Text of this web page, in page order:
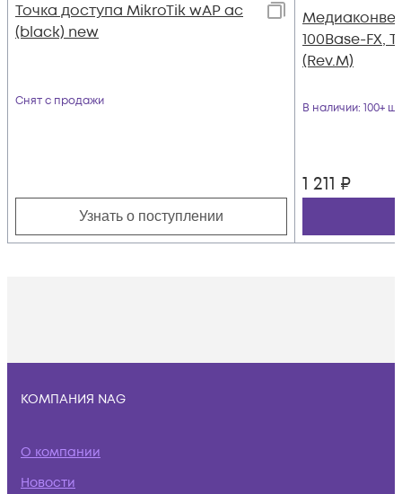
Точка доступа MikroTik wAP ac
(black) new
Снят с продажи
Узнать о поступлении
100Base-FX,
(Rev.M)
В наличии: 100+ шт
1 211 ₽
КОМПАНИЯ NAG
О компании
Новости